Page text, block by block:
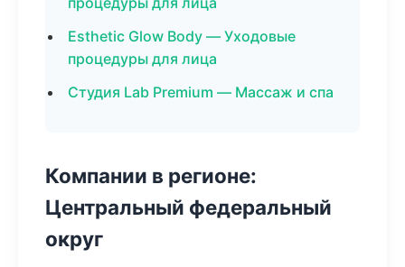
Esthetic Glow Body — Уходовые
процедуры для лица
Студия Lab Premium — Массаж и спа
Компании в регионе:
Центральный федеральный
округ